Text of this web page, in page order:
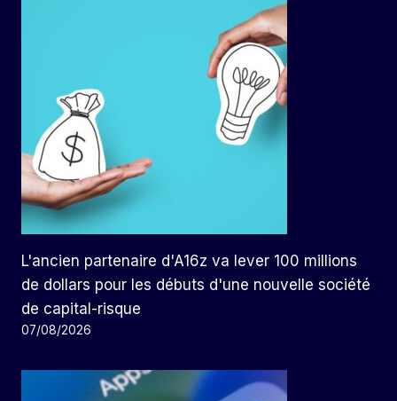
L'ancien partenaire d'A16z va lever 100 millions
de dollars pour les débuts d'une nouvelle société
de capital-risque
07/08/2026